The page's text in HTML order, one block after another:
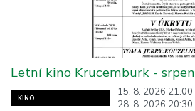
KINO
15. 8. 2026 21:00
28. 8. 2026 20:30
Letní kino Krucemburk - srpen